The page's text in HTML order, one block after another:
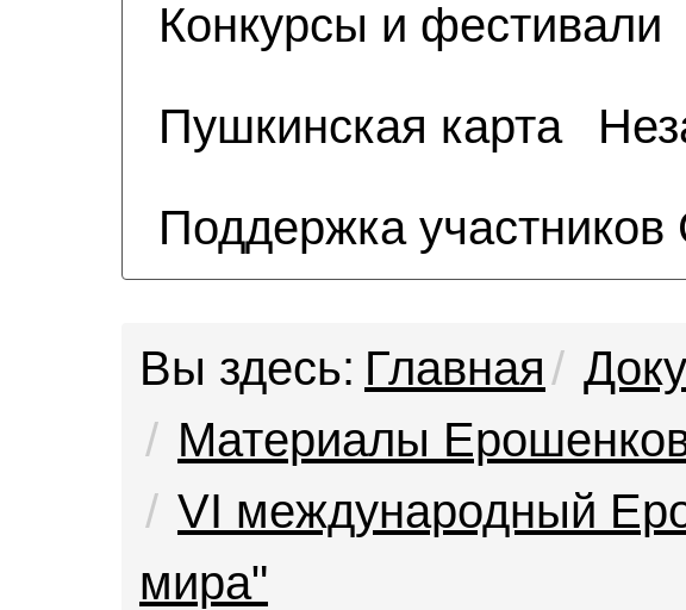
Конкурсы и фестивали
Пушкинская карта
Поддержка
Вы здесь: Главная
Материалы
VI международный
мира"